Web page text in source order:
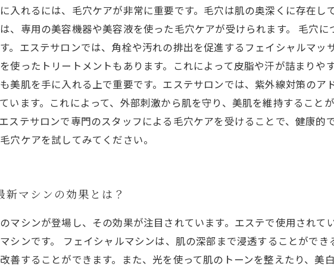
入れるには、毛穴ケアが非常に重要です。毛穴は肌の奥深くに存在
、専用の美容機器や美容液を使った毛穴ケアが受けられます。 毛穴
。エステサロンでは、角栓や汚れの排出を促進するフェイシャルマッ
使ったトリートメントもあります。これによって皮脂や汗が詰まりや
美肌を手に入れる上で重要です。エステサロンでは、紫外線対策の
います。これによって、外部刺激から肌を守り、美肌を維持すること
ステサロンで専門のスタッフによる毛穴ケアを受けることで、健康的
穴ケアを試してみてください。
マシンの効果とは？
マシンが登場し、その効果が注目されています。エステで使用され
シンです。 フェイシャルマシンは、肌の深部まで浸透することがで
善することができます。また、光を使って肌のトーンを整えたり、美